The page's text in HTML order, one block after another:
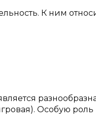
К ним
Особую роль